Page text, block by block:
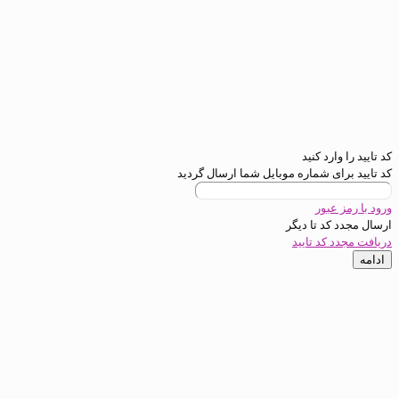
کنید
شماره موبایل شما ارسال گردید
تادیگر
تایید